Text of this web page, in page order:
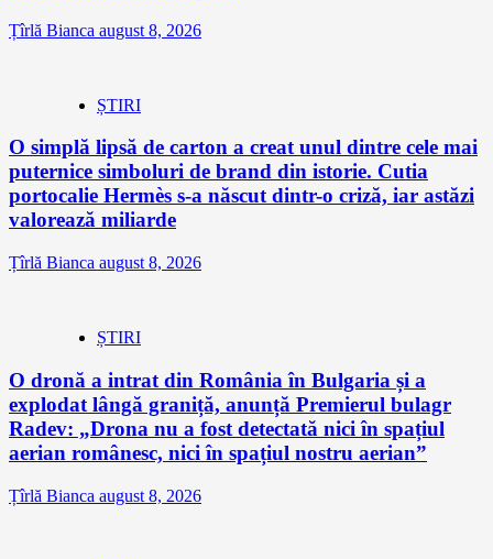
Țîrlă Bianca august 8, 2026
ȘTIRI
O simplă lipsă de carton a creat unul dintre cele mai
puternice simboluri de brand din istorie. Cutia
portocalie Hermès s-a născut dintr-o criză, iar astăzi
valorează miliarde
Țîrlă Bianca august 8, 2026
ȘTIRI
O dronă a intrat din România în Bulgaria și a
explodat lângă graniță, anunță Premierul bulagr
Radev: „Drona nu a fost detectată nici în spațiul
aerian românesc, nici în spațiul nostru aerian”
Țîrlă Bianca august 8, 2026